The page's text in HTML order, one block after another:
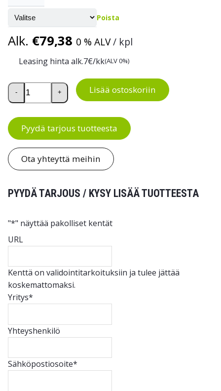
Poista
Alk. €79,38 0 % ALV/ kpl
Leasing hinta alk.7€/kk(ALV 0%)
Luja pehmennysmatto Wearbond määrä
- + Lisää ostoskoriin
Pyydä tarjous tuotteesta
Ota yhteyttä meihin
PYYDÄ TARJOUS / KYSY LISÄÄ TUOTTEESTA
"*" näyttää pakolliset kentät
URL
Kenttä on validointitarkoituksiin ja tulee jättää
koskemattomaksi.
Yritys*
Yhteyshenkilö
Sähköpostiosoite*